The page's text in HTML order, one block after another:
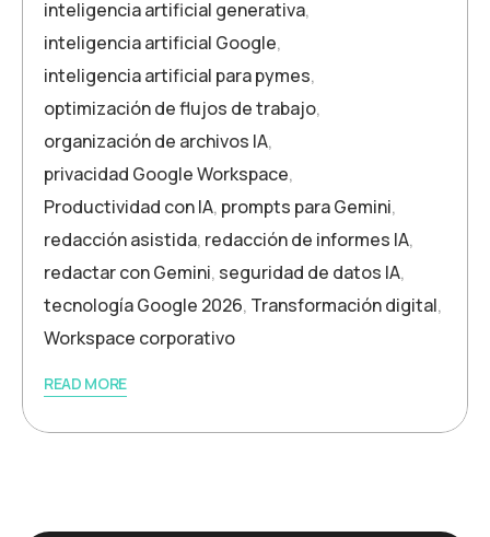
inteligencia artificial generativa,
inteligencia artificial Google,
inteligencia artificial para pymes,
optimización de flujos de trabajo,
organización de archivos IA,
privacidad Google Workspace,
Productividad con IA, prompts para Gemini,
redacción asistida, redacción de informes IA,
redactar con Gemini, seguridad de datos IA,
tecnología Google 2026, Transformación digital,
Workspace corporativo
READ MORE